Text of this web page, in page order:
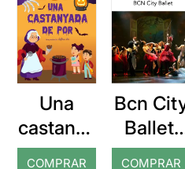
Una
castanya
da de
COMPRAR
Bcn
Ballet:
Alícia al
COMPRAR